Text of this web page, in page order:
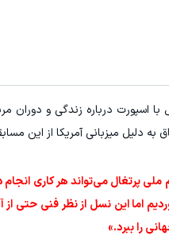
اسپورت درباره زندگی و دوران
درباره جام جهانی ۲۰۲۶ گفت: «تیم ملی
را به دست آوردیم اما این نسل از
را ببرد.»